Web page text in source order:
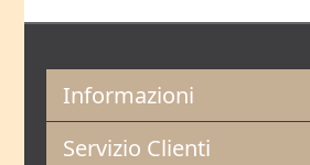
Informazioni
Servizio Clienti